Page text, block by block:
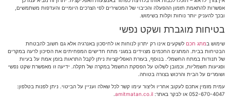
אפשרות להתאמת תזמון ההפעלה והכיבוי של המכשירים לפי הצרכים היומיים והעדפות משתמשים,
ובכך להעניק יותר נוחות וקלות בשימוש.
בטיחות מוגברת ושקט נפשי
שימוש במתג חכם לשקעים אינו רק יתרון לנוחות או לחיסכון באנרגיה אלא גם חשוב להבטחת
הבטיחות בבית. המתגים החכמים מצוידים במגני מתח חדישים המפחיתים את הסיכון לרעה במקרים
של תנודות במתח החשמלי. בנוסף, בעזרת האפליקציות ניתן לקבל התראות בזמן אמת על בעיות
ופגיעות חשמליות, וכמובן לשלוט על הפסקת החשמל במקרה של תקלה. ידיעה זו מאפשרת שקט נפשי
ושומרים על הבית והרכוש בצורה בטוחה.
עמית מזמין אתכם לעקוב אחריו וליצור עימו קשר לכל שאלה ועניין על הביטוי. ניתן לפנות בטלפון:
052-670-4047 או לבקר באתר:
amitmatan.co.il